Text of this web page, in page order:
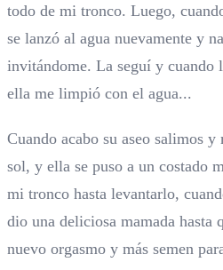
todo de mi tronco. Luego,
se lanzó al agua nuevamente y
invitándome. La seguí y cuando
ella me limpió con el agua...
Cuando acabo su aseo salimos
sol, y ella se puso a un costado
mi tronco hasta levantarlo,
dio una deliciosa mamada hasta
nuevo orgasmo y más semen